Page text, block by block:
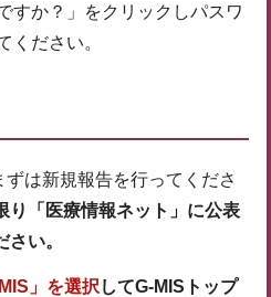
すか？」をクリックしパスワ
ください。
は新規報告を行ってくださ
り「医療情報ネット」に公表
い。
MIS」を選択 してG-MISトップ